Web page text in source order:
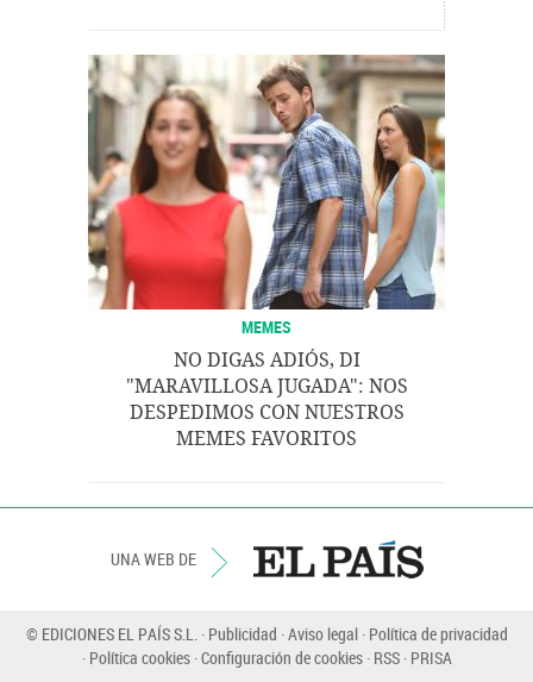
MEMES
NO DIGAS ADIÓS, DI
"MARAVILLOSA JUGADA": NOS
DESPEDIMOS CON NUESTROS
MEMES FAVORITOS
UNA WEB DE
© EDICIONES EL PAÍS S.L. Publicidad Aviso legal Política de privacidad
Política cookies Configuración de cookies RSS PRISA